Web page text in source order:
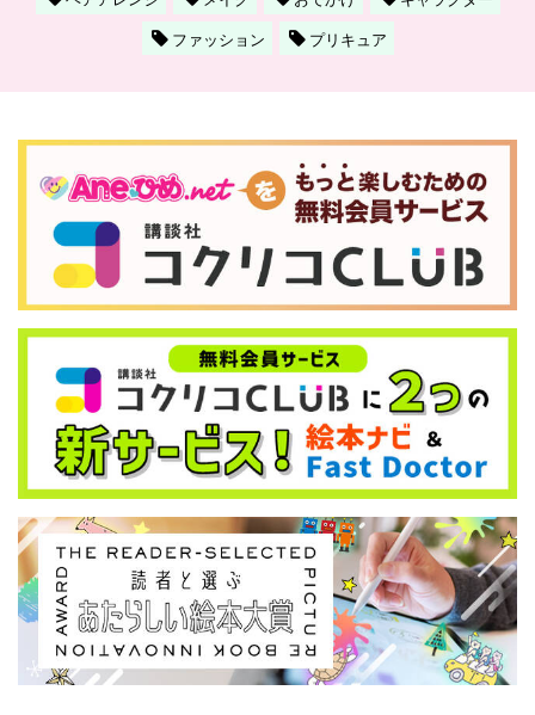
ファッション
プリキュア